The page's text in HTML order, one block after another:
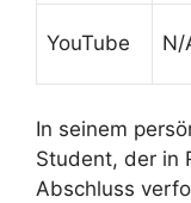
YouTube N/
In seinem
Student, der in
Abschluss